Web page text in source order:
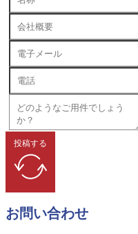
投稿する
お問い合わせ